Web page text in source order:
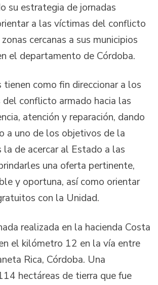
su estrategia de jornadas
a las víctimas del conflicto
cercanas a sus municipios
el departamento de Córdoba.
tienen como fin direccionar a los
conflicto armado hacia las
atención y reparación, dando
a uno de los objetivos de la
la de acercar al Estado a las
una oferta pertinente,
y oportuna, así como orientar
con la Unidad.
realizada en la hacienda Costa
el kilómetro 12 en la vía entre
Rica, Córdoba. Una
hectáreas de tierra que fue